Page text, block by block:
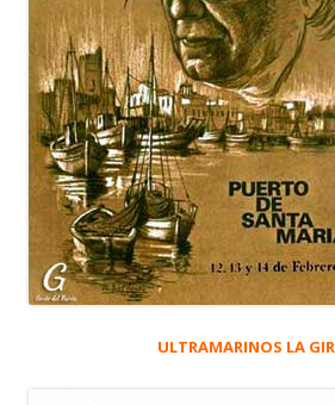
ULTRAMARINOS LA